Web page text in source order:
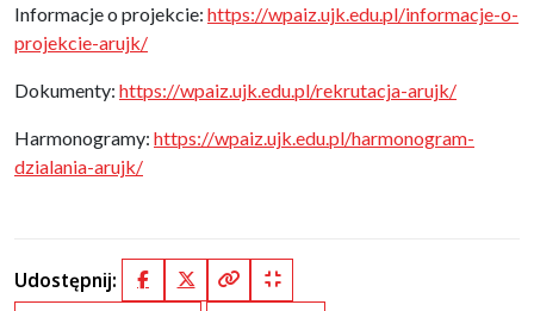
Informacje o projekcie: https://wpaiz.ujk.edu.pl/informacje-o-
projekcie-arujk/
Dokumenty: https://wpaiz.ujk.edu.pl/rekrutacja-arujk/
Harmonogramy: https://wpaiz.ujk.edu.pl/harmonogram-
dzialania-arujk/
Udostępnij: FacebookX (Twitter)
Kopiuj pełny link
Kopiuj krótki link